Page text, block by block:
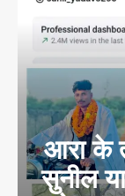
आरा के
सुनील